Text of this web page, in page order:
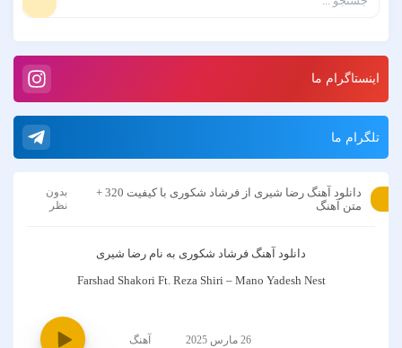
اینستاگرام ما
تلگرام ما
دانلود آهنگ رضا شیری از فرشاد شکوری با کیفیت 320 +
متن آهنگ
بدون
نظر
دانلود آهنگ فرشاد شکوری به نام رضا شیری
Farshad Shakori Ft. Reza Shiri – Mano Yadesh Nest
26 مارس 2025 آهنگ